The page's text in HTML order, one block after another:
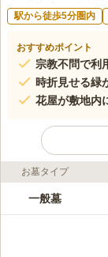
駅から徒歩5分圏内
おすすめポイント
宗教不問で利
時折見せる緑
花屋が敷地内
ライフドット編集部
東京都豊
でき、池
お墓タイプ
一般墓